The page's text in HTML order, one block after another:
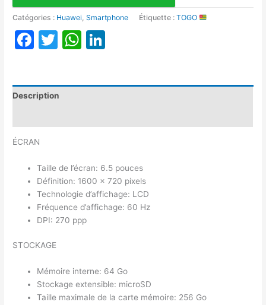
Catégories : Huawei,Smartphone Étiquette :TOGO
Facebook
TwitterWhatsApp
Description
ÉCRAN
Taille de l’écran: 6.5 pouces
Définition: 1600 x 720 pixels
Technologie d’affichage: LCD
Fréquence d’affichage: 60 Hz
DPI: 270 ppp
STOCKAGE
Mémoire interne: 64 Go
Stockage extensible: microSD
Taille maximale de la carte mémoire: 256 Go